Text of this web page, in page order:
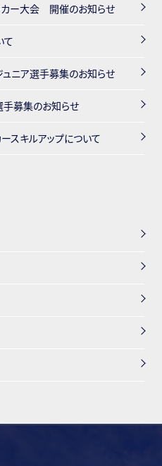
カー大会 開催のお知らせ
て
ニア選手募集のお知らせ
募集のお知らせ
スキルアップについて